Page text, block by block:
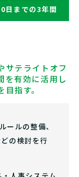
日までの3年間
サテライトオフ
を有効に活用し
指す。
ールの整備、
の検討を行